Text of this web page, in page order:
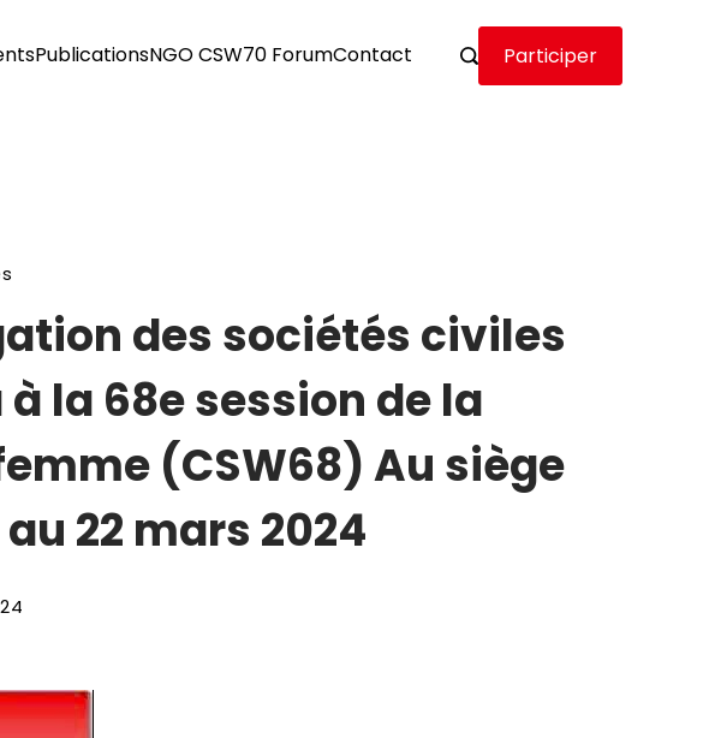
PublicationsNGO CSW70 ForumContact Participer
des sociétés civiles
la 68e session de la
(CSW68) Au siège
au 22 mars 2024